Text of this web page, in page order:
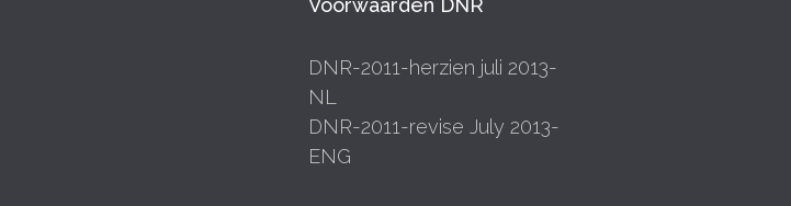
Voorwaarden DNR
DNR-2011-herzien juli 2013-
NL
DNR-2011-revise July 2013-
ENG